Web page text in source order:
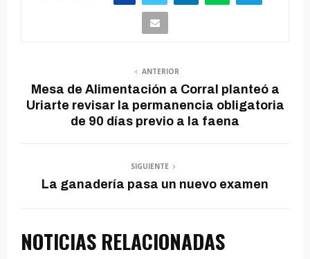
ANTERIOR
Mesa de Alimentación a Corral planteó a
Uriarte revisar la permanencia obligatoria
de 90 días previo a la faena
SIGUIENTE
La ganadería pasa un nuevo examen
NOTICIAS RELACIONADAS